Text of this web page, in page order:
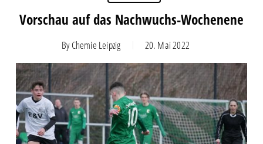
Vorschau auf das Nachwuchs-Wochenene
ByChemie Leipzig 20. Mai 2022